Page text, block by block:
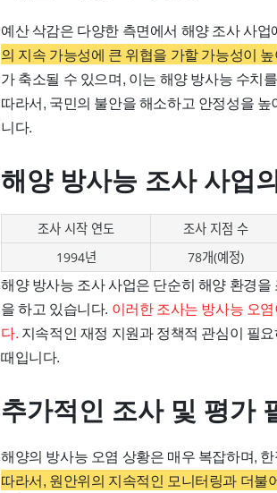
예산 삭감은 다양한 측면에서 해양 조사 사
의 지속 가능성에 큰 위협을 가할 가능성이
가 축소될 수 있으며, 이는 해양 방사능 수치
따라서, 국민의 불안을 해소하고 안정성을
니다.
해양 방사능 조사 사업
조사 시작 연도 조사 지점 수
1994년
78개(예정)
해양 방사능 조사 사업은 단순히 해양 환경
을 하고 있습니다. 이러한 조사는 방사능 오
다. 지속적인 재정 지원과 정책적 관심이 필
때입니다.
추가적인 조사 및 평가
해양의 방사능 오염 상황은 매우 복잡하며,
따라서, 원안위의 지속적인 모니터링과 더